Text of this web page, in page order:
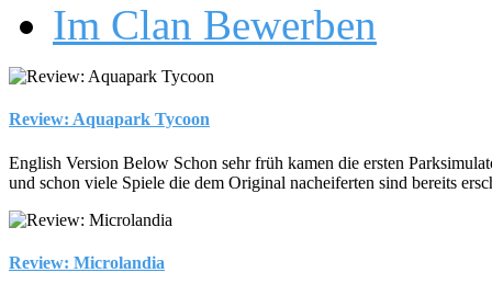
Im Clan Bewerben
Review: Aquapark Tycoon
English Version Below Schon sehr früh kamen die ersten
und schon viele Spiele die dem Original nacheiferten sind bereits
Review: Microlandia